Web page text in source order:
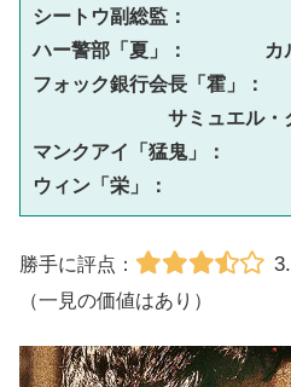
シートウ副総監：　　　　　
ハー警部「夏」：　　　　カ
フォック銀行会長「霍」：
サミュエル・
マンクアイ「猛鬼」：　　　
ウィン「栄」：　　　　　
勝手に評点：
（一見の価値はあり）